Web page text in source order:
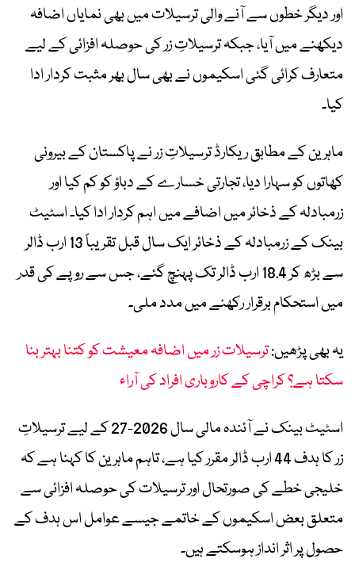
اور دیگر خطوں سے آنے والی ترسیلات میں بھی نمایاں اضافہ
دیکھنے میں آیا، جبکہ ترسیلاتِ زر کی حوصلہ افزائی کے لیے
متعارف کرائی گئی اسکیموں نے بھی سال بھر مثبت کردار ادا
کیا۔
ماہرین کے مطابق ریکارڈ ترسیلاتِ زر نے پاکستان کے بیرونی
کھاتوں کو سہارا دیا، تجارتی خسارے کے دباؤ کو کم کیا اور
زرمبادلہ کے ذخائر میں اضافے میں اہم کردار ادا کیا۔ اسٹیٹ
بینک کے زرمبادلہ کے ذخائر ایک سال قبل تقریباً 13 ارب ڈالر
سے بڑھ کر 18.4 ارب ڈالر تک پہنچ گئے، جس سے روپے کی قدر
میں استحکام برقرار رکھنے میں مدد ملی۔
یہ بھی پڑھیں:ترسیلات زر میں اضافہ معیشت کو کتنا بہتر بنا
سکتا ہے؟ کراچی کے کاروباری افراد کی آراء
اسٹیٹ بینک نے آئندہ مالی سال 2026-27 کے لیے ترسیلاتِ
زر کا ہدف 44 ارب ڈالر مقرر کیا ہے، تاہم ماہرین کا کہنا ہے کہ
خلیجی خطے کی صورتحال اور ترسیلات کی حوصلہ افزائی سے
متعلق بعض اسکیموں کے خاتمے جیسے عوامل اس ہدف کے
حصول پر اثر انداز ہوسکتے ہیں۔